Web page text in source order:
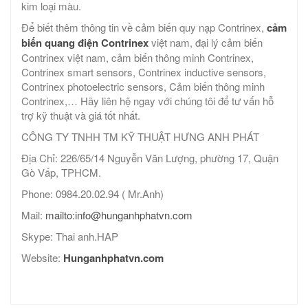
kim loại màu.
Để biết thêm thông tin về cảm biến quy nạp Contrinex, cảm
biến quang điện Contrinexviệt nam, đại lý cảm biến
Contrinex việt nam, cảm biến thông minh Contrinex,
Contrinex smart sensors, Contrinex inductive sensors,
Contrinex photoelectric sensors, Cảm biến thông minh
Contrinex,… Hãy liên hệ ngay với chúng tôi để tư vấn hỗ
trợ kỹ thuật và giá tốt nhất.
CÔNG TY TNHH TM KỸ THUẬT HƯNG ANH PHÁT
Địa Chỉ: 226/65/14 Nguyễn Văn Lượng, phường 17, Quận
Gò Vấp, TPHCM.
Phone: 0984.20.02.94 ( Mr.Anh)
Mail: mailto:info@hunganhphatvn.com
Skype: Thai anh.HAP
Website: Hunganhphatvn.com